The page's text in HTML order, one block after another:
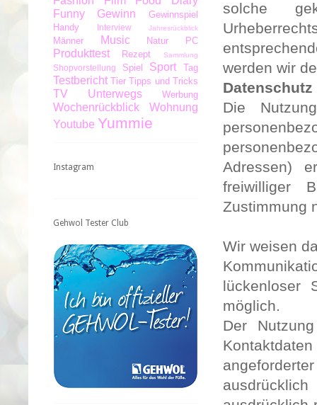
solche
werden wir
Datenschutz
Die
Adressen)
freiwilliger
Zustimmung
Wir weisen
lückenloser
möglich.
Der
Funny
Gewinn
Gewinnspiel
Handy
Interview Jahresrückblick
Männer Music Natur PC
Produkttest Rezept Sammlung
Shopvorstellung Spiel Sport Tag
Testbericht Tier Tipps und Tricks
TV Unterwegs Werbung
Wochenrückblick
Wohnung
Youtube Yummie
Instagram
Gehwol Tester Club